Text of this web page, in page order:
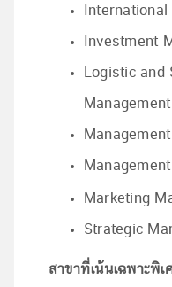
Investment
Logistic and
Management
Management
Management
Marketing
Strategic
สาขาที่เน้นเฉพาะพิเ